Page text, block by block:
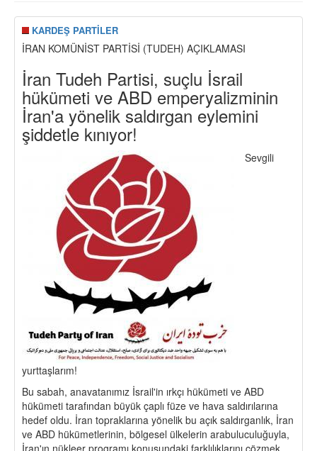
KARDEŞ PARTİLER
İRAN KOMÜNİST PARTİSİ (TUDEH) AÇIKLAMASI
İran Tudeh Partisi, suçlu İsrail
hükümeti ve ABD emperyalizminin
İran'a yönelik saldırgan eylemini
şiddetle kınıyor!
Sevgili
yurttaşlarım!
Bu sabah, anavatanımız İsrail'in ırkçı hükümeti ve ABD
hükümeti tarafından büyük çaplı füze ve hava saldırılarına
hedef oldu. İran topraklarına yönelik bu açık saldırganlık, İran
ve ABD hükümetlerinin, bölgesel ülkelerin arabuluculuğuyla,
İran'ın nükleer programı konusundaki farklılıklarını çözmek